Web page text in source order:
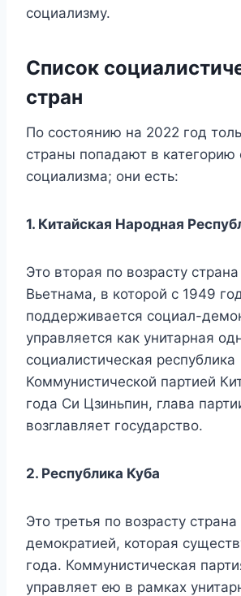
социализму.
Список
стран
По состоянию на 2022 год
страны попадают в категорию
социализма; они есть:
1. Китайская Народная
Это вторая по возрасту
Вьетнама, в которой с 1949
поддерживается социал-
управляется как унитарная
социалистическая республика
Коммунистической партией
года Си Цзиньпин, глава
возглавляет государство.
2. Республика Куба
Это третья по возрасту
демократией, которая
года. Коммунистическая
управляет ею в рамках